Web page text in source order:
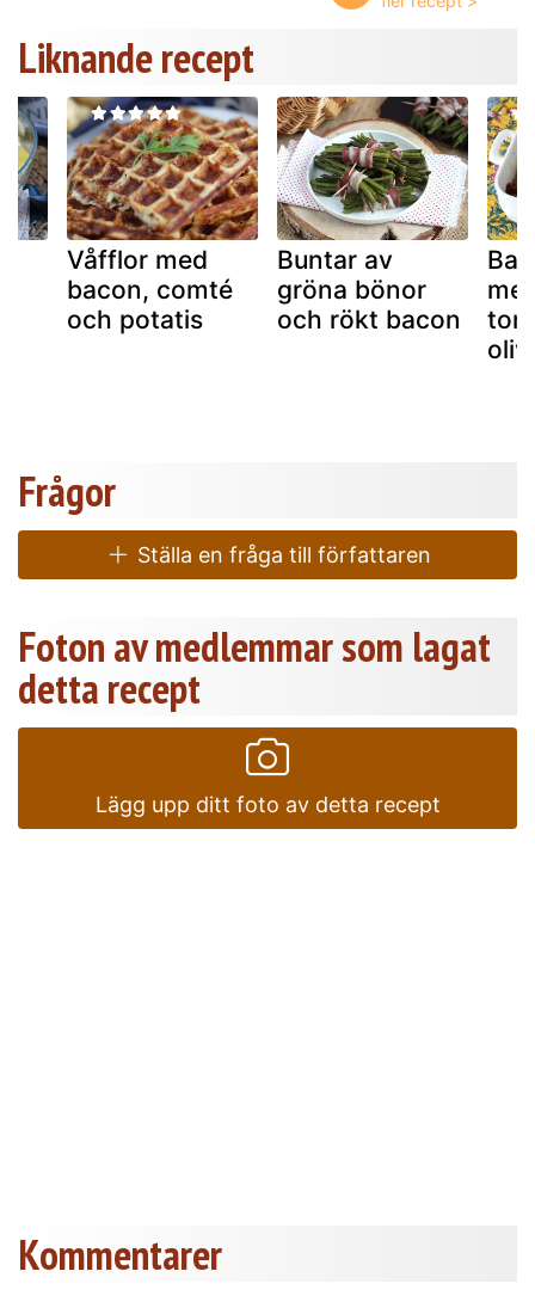
Liknande recept
Våfflor med
bacon, comté
och potatis
Buntar av
gröna bönor
och rökt bacon
Frågor
Ställa en fråga till författaren
Foton av medlemmar som lagat
detta recept
Lägg upp ditt foto av detta recept
Kommentarer